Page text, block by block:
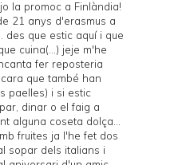
la promoc a Finlàndia!
21 anys d'erasmus a
des que estic aquí i que
cuina(...) jeje m'he
fer reposteria
que també han
paelles) i si estic
dinar o el faig a
alguna coseta dolça...
fruites ja l'he fet dos
sopar dels italians i